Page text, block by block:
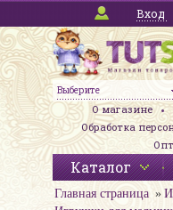
Вход
Выберите
О магазине
Обработка
Опт
Каталог
Главная страница